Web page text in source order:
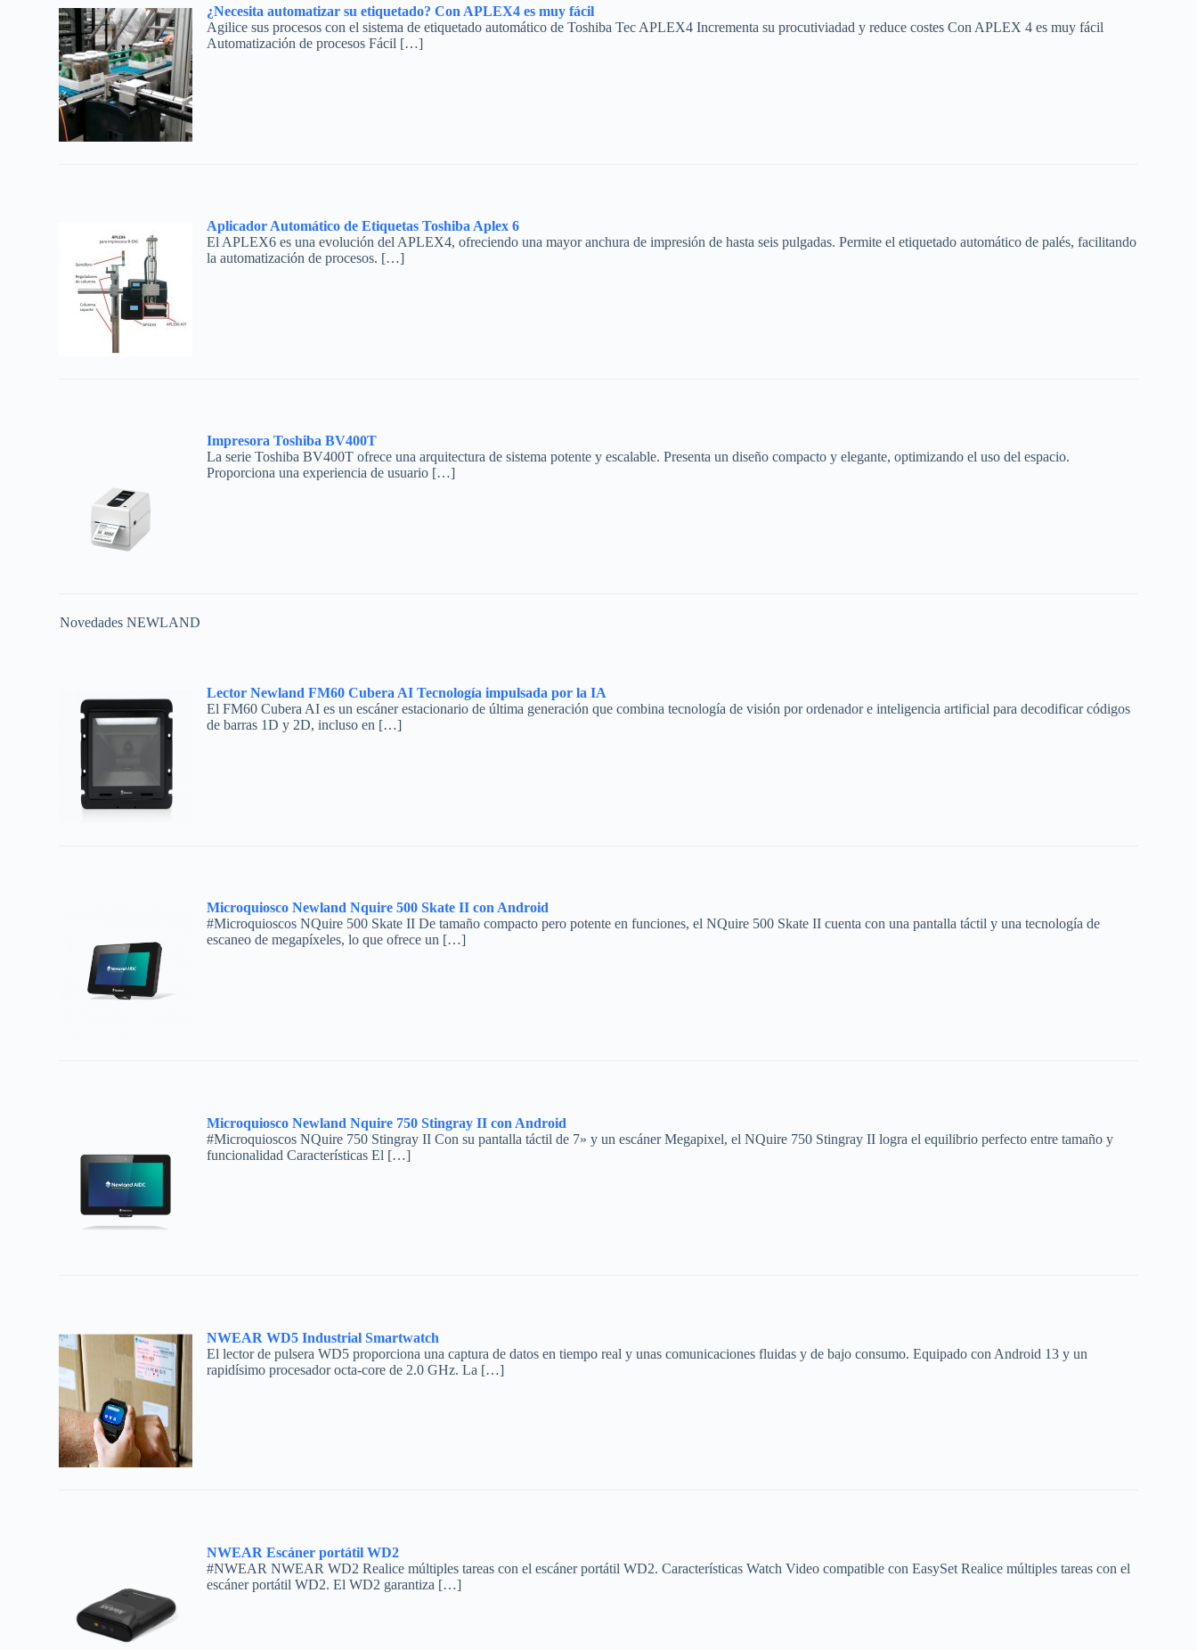
¿Necesita automatizar su etiquetado? Con APLEX4 es muy fácil
Agilice sus procesos con el sistema de etiquetado automático de Toshiba Tec APLEX4 Incrementa su procutiviadad y reduce costes Con APLEX 4 es muy fácil
Automatización de procesos Fácil […]
Aplicador Automático de Etiquetas Toshiba Aplex 6
El APLEX6 es una evolución del APLEX4, ofreciendo una mayor anchura de impresión de hasta seis pulgadas. Permite el etiquetado automático de palés, facilitando
la automatización de procesos. […]
Impresora Toshiba BV400T
La serie Toshiba BV400T ofrece una arquitectura de sistema potente y escalable. Presenta un diseño compacto y elegante, optimizando el uso del espacio.
Proporciona una experiencia de usuario […]
Novedades NEWLAND
Lector Newland FM60 Cubera AI Tecnología impulsada por la IA
El FM60 Cubera AI es un escáner estacionario de última generación que combina tecnología de visión por ordenador e inteligencia artificial para decodificar códigos
de barras 1D y 2D, incluso en […]
Microquiosco Newland Nquire 500 Skate II con Android
#Microquioscos NQuire 500 Skate II De tamaño compacto pero potente en funciones, el NQuire 500 Skate II cuenta con una pantalla táctil y una tecnología de
escaneo de megapíxeles, lo que ofrece un […]
Microquiosco Newland Nquire 750 Stingray II con Android
#Microquioscos NQuire 750 Stingray II Con su pantalla táctil de 7» y un escáner Megapixel, el NQuire 750 Stingray II logra el equilibrio perfecto entre tamaño y
funcionalidad Características El […]
NWEAR WD5 Industrial Smartwatch
El lector de pulsera WD5 proporciona una captura de datos en tiempo real y unas comunicaciones fluidas y de bajo consumo. Equipado con Android 13 y un
rapidísimo procesador octa-core de 2.0 GHz. La […]
NWEAR Escáner portátil WD2
#NWEAR NWEAR WD2 Realice múltiples tareas con el escáner portátil WD2. Características Watch Video compatible con EasySet Realice múltiples tareas con el
escáner portátil WD2. El WD2 garantiza […]